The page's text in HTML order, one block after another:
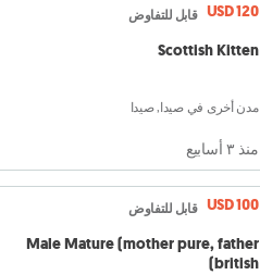
USD 120 قابل للتفاوض
Scottish Kitten
مدن أخرى في صيدا, صيدا
منذ ٣ أسابيع
USD 100 قابل للتفاوض
Male Mature (mother pure, father
british)